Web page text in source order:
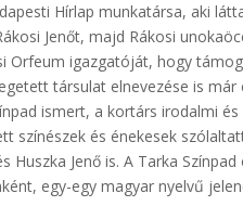
Hírlap munkatársa, aki
Jenőt, majd Rákosi
Orfeum igazgatóját, hogy
társulat elnevezése is
ismert, a kortárs irodalmi
és énekesek
Huszka Jenő is. A Tarka
egy-egy magyar nyelvű